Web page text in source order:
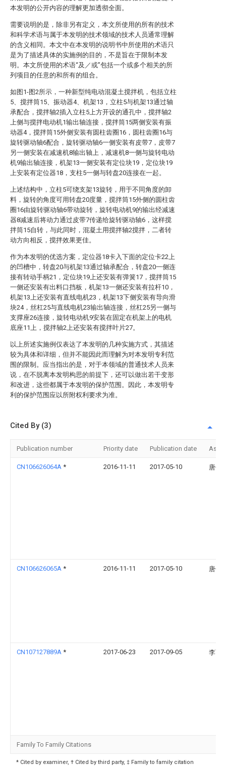
本发明的公开内容的理解更加透彻全面。
需要说明的是，除非另有定义，本文所使用的所有的技术
和科学术语与属于本发明的技术领域的技术人员通常理解
的含义相同。本文中在本发明的说明书中所使用的术语只
是为了描述具体的实施例的目的，不是旨在于限制本发
明。本文所使用的术语“及／或”包括一个或多个相关的所
列项目的任意的和所有的组合。
如图1-图2所示，一种新型纯电动混凝土搅拌机，包括立柱
5、搅拌筒15、振动器4、机架13，立柱5与机架13通过轴
承配合，搅拌轴2插入立柱5上方开设的通孔中，搅拌轴2
上侧与搅拌电动机1输出轴连接，搅拌筒15两侧安装有振
动器4，搅拌筒15外侧安装有圆柱齿圈16，圆柱齿圈16与
旋转驱动轴6配合，旋转驱动轴6一侧安装有皮带7，皮带7
另一侧安装在减速机8输出轴上，减速机8一侧与旋转电动
机9输出轴连接，机架13一侧安装有定位块19，定位块19
上安装有定位器18，支柱5一侧与转盘20连接在一起。
上述结构中，立柱5可绕支架13旋转，用于不同角度的卸
料，旋转的角度可用转盘20度量，搅拌筒15外侧的圆柱齿
圈16由旋转驱动轴6带动旋转，旋转电动机9的输出经减速
器8减速后将动力通过皮带7传递给旋转驱动轴6，这样搅
拌筒15自转，与此同时，混凝土用搅拌轴2搅拌，二者转
动方向相反，搅拌效果更佳。
作为本发明的优选方案，定位器18卡入下面的定位卡22上
的凹槽中，转盘20与机架13通过轴承配合，转盘20一侧连
接有转动手柄21，定位块19上还安装有弹簧17，搅拌筒15
一侧还安装有出料口挡板，机架13一侧还安装有拉杆10，
机架13上还安装有直线电机23，机架13下侧安装有导向滑
块24，丝杠25与直线电机23输出轴连接，丝杠25另一侧与
支撑座26连接，旋转电动机9安装在固定在机架上的电机
底座11上，搅拌轴2上还安装有搅拌叶片27。
以上所述实施例仅表达了本发明的几种实施方式，其描述
较为具体和详细，但并不能因此而理解为对本发明专利范
围的限制。应当指出的是，对于本领域的普通技术人员来
说，在不脱离本发明构思的前提下，还可以做出若干变形
和改进，这些都属于本发明的保护范围。因此，本发明专
利的保护范围应以所附权利要求为准。
Cited By (3)
Publication number Priority date Publication date
CN106626064A * 2016-11-11 2017-05-10 唐健
CN106626065A * 2016-11-11 2017-05-10 唐健
CN107127889A * 2017-06-23 2017-09-05 李雨
Family To Family Citations
* Cited by examiner, † Cited by third party, ‡ Family to family citation